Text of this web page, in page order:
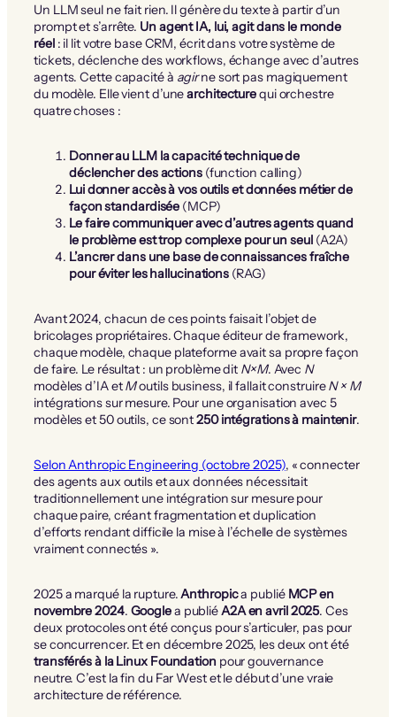
Un LLM seul ne fait rien. Il génère du texte à partir d’un
prompt et s’arrête. Un agent IA, lui, agit dans le monde
réel: il lit votre base CRM, écrit dans votre système de
tickets, déclenche des workflows, échange avec d’autres
agents. Cette capacité à agirne sort pas magiquement
du modèle. Elle vient d’unearchitecturequi orchestre
quatre choses :
Donner au LLM la capacité technique de
déclencher des actions(function calling)
Lui donner accès à vos outils et données métier de
façon standardisée (MCP)
Le faire communiquer avec d’autres agents quand
le problème est trop complexe pour un seul(A2A)
L’ancrer dans une base de connaissances fraîche
pour éviter les hallucinations (RAG)
Avant 2024, chacun de ces points faisait l’objet de
bricolages propriétaires. Chaque éditeur de framework,
chaque modèle, chaque plateforme avait sa propre façon
de faire. Le résultat : un problème dit N×M. Avec N
modèles d’IA etMoutils business, il fallait construireN × M
intégrations sur mesure. Pour une organisation avec 5
modèles et 50 outils, ce sont250 intégrations à maintenir.
Selon Anthropic Engineering (octobre 2025), « connecter
des agents aux outils et aux données nécessitait
traditionnellement une intégration sur mesure pour
chaque paire, créant fragmentation et duplication
d’efforts rendant difficile la mise à l’échelle de systèmes
vraiment connectés ».
2025 a marqué la rupture.Anthropica publié MCP en
novembre 2024. Googlea publiéA2A en avril 2025. Ces
deux protocoles ont été conçus pour s’articuler, pas pour
se concurrencer. Et en décembre 2025, les deux ont été
transférés à la Linux Foundation pour gouvernance
neutre. C’est la fin du Far West et le début d’une vraie
architecture de référence.